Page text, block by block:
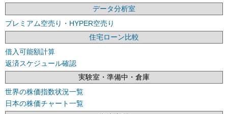
データ分析室
プレミアム空売り・HYPER空売り
住宅ローン比較
借入可能額計算
返済スケジュール確認
実験室・準備中・倉庫
世界の株価指数状況一覧
日本の株価チャート一覧